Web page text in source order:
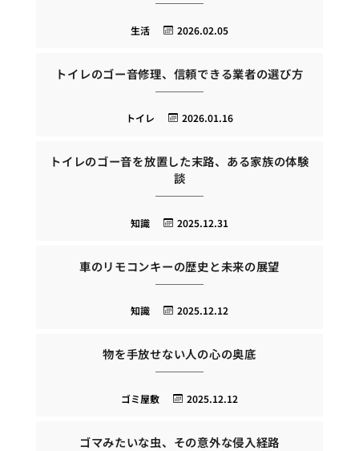
2026.02.05
生活
トイレのゴー音修理、信頼できる業者の選び方
2026.01.16
トイレ
トイレのゴー音を放置した末路、ある家族の体験
談
2025.12.31
知識
車のリモコンキーの歴史と未来の展望
2025.12.12
知識
物を手放せない人の心の奥底
2025.12.12
ゴミ屋敷
ゴマみたいな虫、その意外な侵入経路